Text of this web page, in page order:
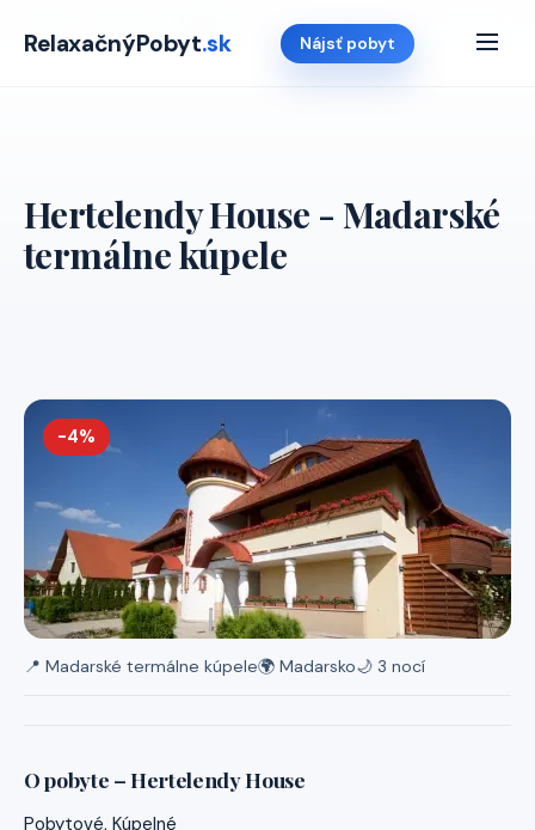
RelaxačnýPobyt.sk Nájsť pobyt
Hertelendy House
Hertelendy House - Madarské
termálne kúpele
-4%
📍 Madarské termálne kúpele🌍 Madarsko🌙 3 nocí
O pobyte – Hertelendy House
Pobytové, Kúpelné